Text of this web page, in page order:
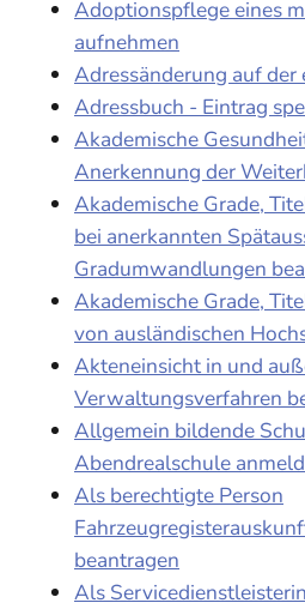
Adoptionspflege eines
aufnehmen
Adressänderung auf der
Adressbuch - Eintrag
Akademische
Anerkennung der
Akademische Grade,
bei anerkannten
Gradumwandlungen
Akademische Grade,
von ausländischen
Akteneinsicht in und
Verwaltungsverfahren
Allgemein bildende
Abendrealschule
Als berechtigte Person
beantragen
Als